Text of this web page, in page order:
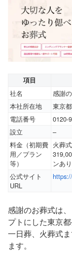
項目
社名
感謝
本社所在地
東京
電話番号
0120-
設立
–
料金（初期費
用／プラン
等）
火葬
ンあり
公式サイト
URL
感謝のお葬式は、
プトにした東京
一日葬、火葬式
ます。